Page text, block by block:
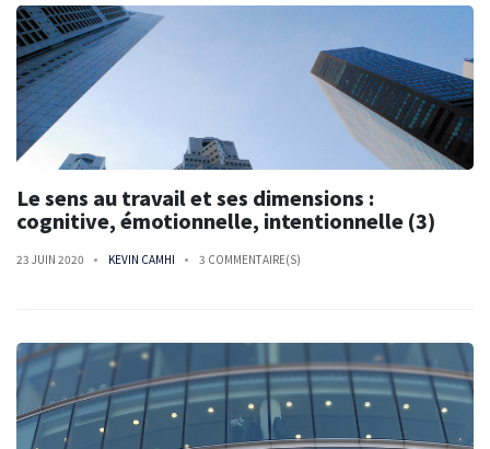
Le sens au travail et ses dimensions :
cognitive, émotionnelle, intentionnelle (3)
23 JUIN 2020 KEVIN CAMHI 3 COMMENTAIRE(S)